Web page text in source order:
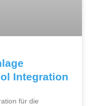
Integration
für die